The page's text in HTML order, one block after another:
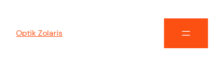
Optik Zolaris